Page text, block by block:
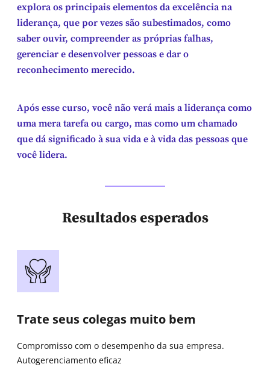
explora os principais elementos da excelência na
liderança, que por vezes são subestimados, como
saber ouvir, compreender as próprias falhas,
gerenciar e desenvolver pessoas e dar o
reconhecimento merecido.
Após esse curso, você não verá mais a liderança como
uma mera tarefa ou cargo, mas como um chamado
que dá significado à sua vida e à vida das pessoas que
você lidera.
Resultados esperados
Trate seus colegas muito bem
Compromisso com o desempenho da sua empresa.
Autogerenciamento eficaz